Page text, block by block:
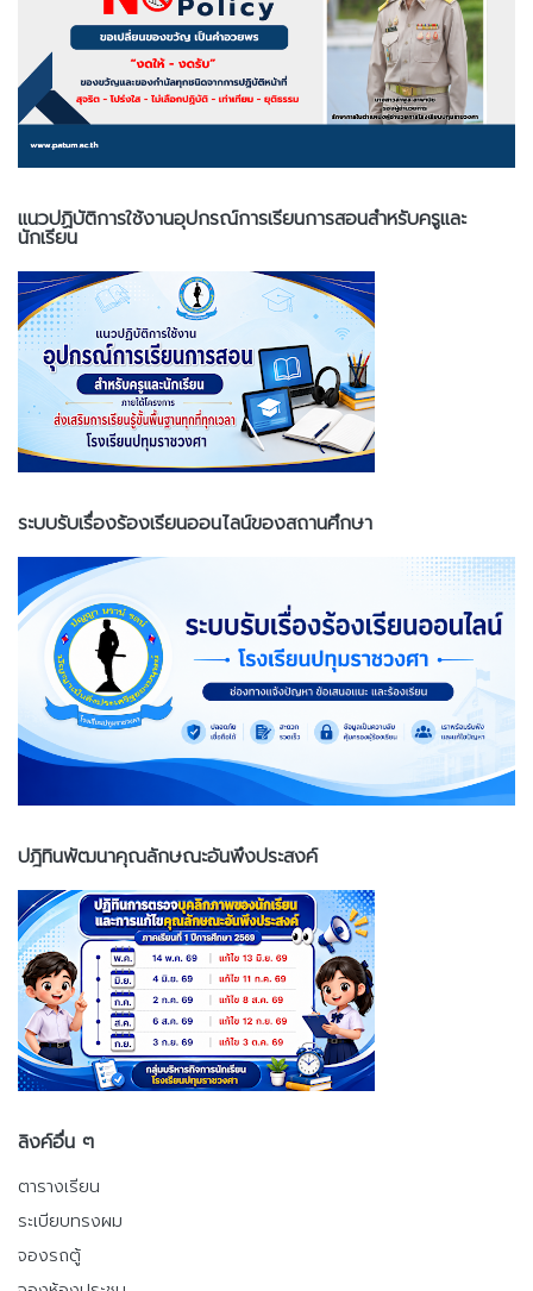
แนวปฏิบัติการใช้งานอุปกรณ์การเรียนการสอนสำหรับครูและ
นักเรียน
ระบบรับเรื่องร้องเรียนออนไลน์ของสถานศึกษา
ปฎิทินพัฒนาคุณลักษณะอันพึงประสงค์
ลิงค์อื่น ๆ
ตารางเรียน
ระเบียบทรงผม
จองรถตู้